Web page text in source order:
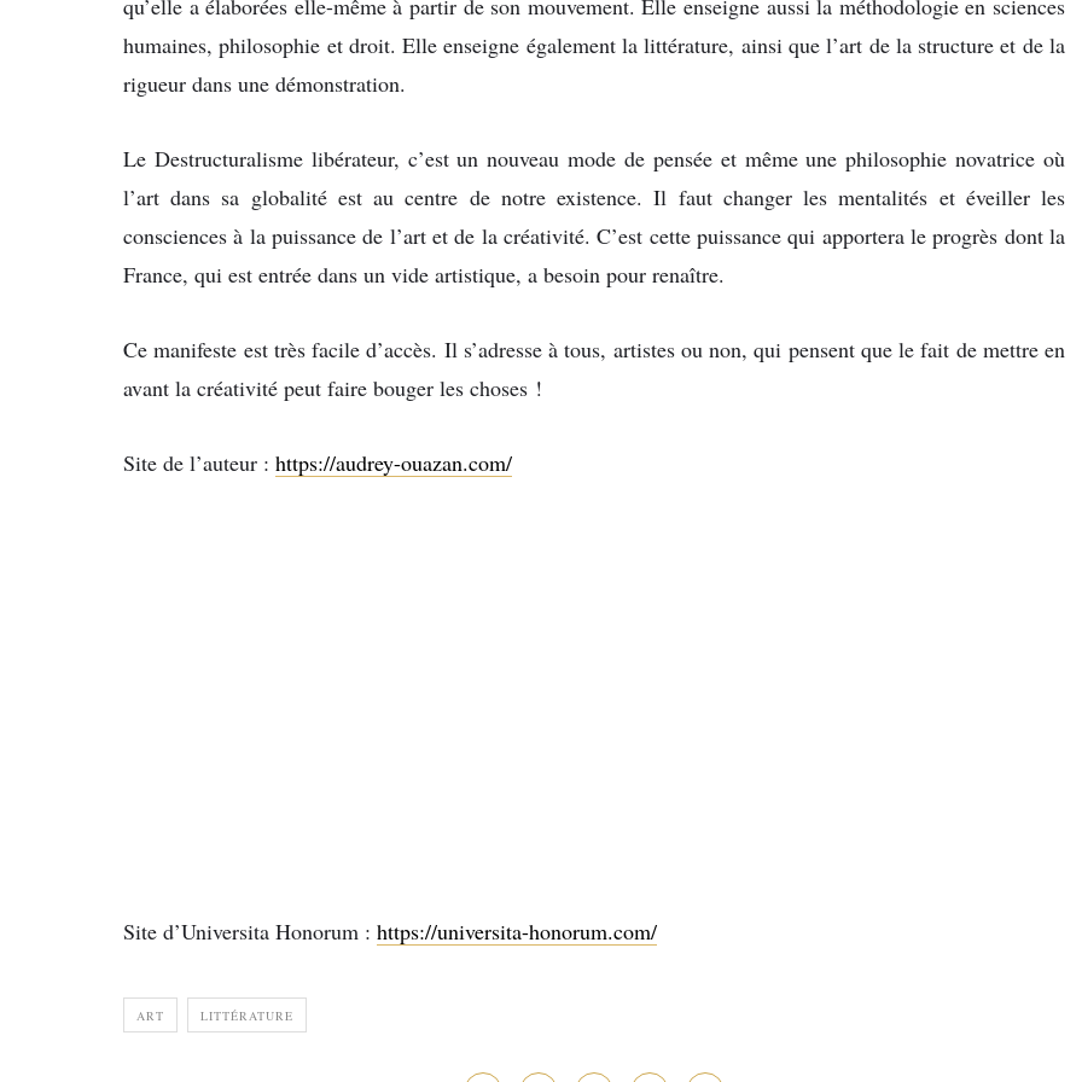
qu’elle a élaborées elle-même à partir de son mouvement. Elle enseigne aussi la méthodologie en sciences
humaines, philosophie et droit. Elle enseigne également la littérature, ainsi que l’art de la structure et de la
rigueur dans une démonstration.
Le Destructuralisme libérateur, c’est un nouveau mode de pensée et même une philosophie novatrice où
l’art dans sa globalité est au centre de notre existence. Il faut changer les mentalités et éveiller les
consciences à la puissance de l’art et de la créativité. C’est cette puissance qui apportera le progrès dont la
France, qui est entrée dans un vide artistique, a besoin pour renaître.
Ce manifeste est très facile d’accès. Il s’adresse à tous, artistes ou non, qui pensent que le fait de mettre en
avant la créativité peut faire bouger les choses !
Site de l’auteur : https://audrey-ouazan.com/
Site d’Universita Honorum : https://universita-honorum.com/
ART LITTÉRATURE